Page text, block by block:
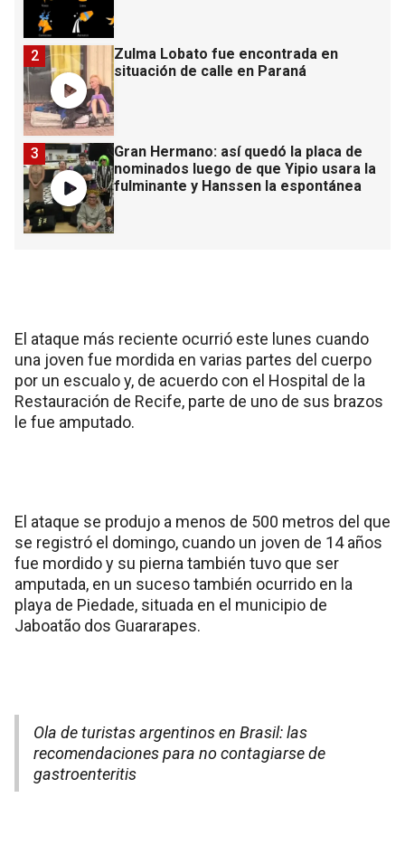
Zulma Lobato fue encontrada en
situación de calle en Paraná
2
Gran Hermano: así quedó la placa de
nominados luego de que Yipio usara la
fulminante y Hanssen la espontánea
3
El ataque más reciente ocurrió este lunes cuando
una joven fue mordida en varias partes del cuerpo
por un escualo y, de acuerdo con el Hospital de la
Restauración de Recife, parte de uno de sus brazos
le fue amputado.
El ataque se produjo a menos de 500 metros del que
se registró el domingo, cuando un joven de 14 años
fue mordido y su pierna también tuvo que ser
amputada, en un suceso también ocurrido en la
playa de Piedade, situada en el municipio de
Jaboatão dos Guararapes.
Ola de turistas argentinos en Brasil: las
recomendaciones para no contagiarse de
gastroenteritis